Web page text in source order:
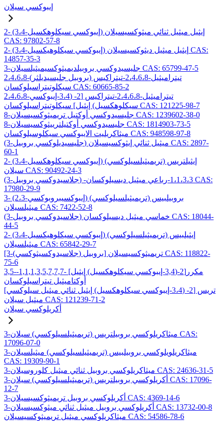
إيبوكسي سيلان
2- (3،4-إيبوكسي سيكلوهكسيل) إيثيل ميثيل ثنائي ميثوكسيسيلان
CAS: 97802-57-8
2- (3،4-إيبوكسي سيكلوهيكسيل) إيثيل ميثيل ديثوكسيسيلان CAS:
14857-35-3
3-جليسيدوكسي بروبيلديميثوكسيميثيلسيلان CAS: 65799-47-5
2،4،6،8-تيتراميثيل-2،4،6،8-تيتراكيس (بروبيل جليسيديلثر)
سيكلوتيتراسيلوكسان CAS: 60665-85-2
2،4،6،8-تيتراميثيل-2،4،6،8-تيتراكيس [2- (3،4-إيبوكسي
سيكلوهكسيل) إيثيل] سيكلوتيتراسيلوكسان CAS: 121225-98-7
8-جليسيدوكسي أوكتيل تريميثوكسيسيلان CAS: 1239602-38-0
8-جليسيدوكسي أوكتيلترييثوكسيسيلان CAS: 1814903-73-5
ميثاكريليت الايبوكسي سيكلوسيلوكسان CAS: 948598-97-8
(3-جليسيديلوكسي بروبيل) ميثيل ثنائي إيثوكسيسيلان CAS: 2897-
60-1
2- (3،4-إيبوكسي سيكلوهكسيل) إيثيلتريس (تريميثيلسيلوكسي)
سيلان CAS: 90492-24-3
(3-جلاسيدوكسي بروبيل) -1،1،3،3-رباعي ميثيل ديسيلوكسان CAS:
17980-29-9
3- (2،3-إيبوكسيبروبوكسي) بروبيلبيس (تريميثيلسيلوكسي)
ميثيلسيلان CAS: 7422-52-8
(3-جلاسيدوكسي بروبيل) خماسي ميثيل ديسيلوكسان CAS: 18044-
44-5
2- (3،4-إيبوكسي سيكلوهيكسيل) إيثيلبيس (تريميثيلسيلوكسي)
ميثيلسيلان CAS: 65842-29-7
[3-(جلاسيدوكسيثوكسي) بروبيل] تريميثوكسيسيلان CAS: 118822-
75-6
3,5-مكرر[2-(3,4-إيبوكسي سيكلوهكسيل) إيثيل] -1,1,1,3,5,7,7,7-
أوكتاميثيل تيتراسيلوكسان
تريس [2- (3،4-إيبوكسي سيكلوهكسيل) إيثيل ثنائي ميثيل سيلوكسي]
ميثيل سيلان CAS: 121239-71-2
أكريلوكسي سيلان
3-ميثاكريلوكسي بروبيلتريس (تريميثيلسيلوكسي) سيلان CAS:
17096-07-0
3-ميثاكريلويلوكسي بروبيلبيس (تريميثيلسيلوكسي) ميثيلسيلان
CAS: 19309-90-1
3-ميثاكريلوكسي بروبيل ثنائي ميثيل كلوروسيلان CAS: 24636-31-5
3-أكريلوكسي بروبيلتريس (تريميثيلسيلوكسي) سيلان CAS: 17096-
12-7
3-أكريلوكسي بروبيل تريميثوكسيسيلان CAS: 4369-14-6
3-أكريلوكسي بروبيل ميثيل ثنائي ميثوكسيسيلان CAS: 13732-00-8
ميثاكريلوكسي ميثيل تريميثوكسيسيلان CAS: 54586-78-6